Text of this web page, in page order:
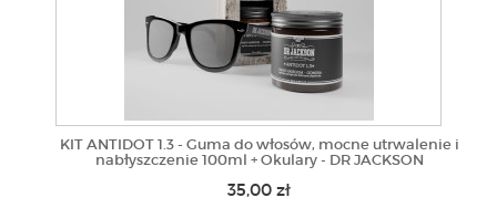
KIT ANTIDOT 1.3 - Guma do włosów, mocne utrwalenie i
nabłyszczenie 100ml + Okulary - DR JACKSON
35,00 zł